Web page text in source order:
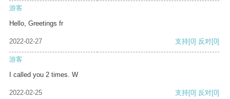
游客
Hello, Greetings fr
2022-02-27 支持[0] 反对[0]
游客
I called you 2 times. W
2022-02-25 支持[0] 反对[0]